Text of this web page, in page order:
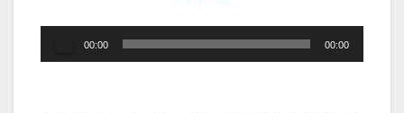
频
00:00 00:00